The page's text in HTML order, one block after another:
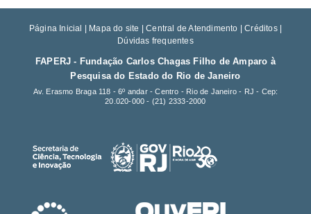
Página Inicial Mapa do site |Central de Atendimento |Créditos|
Dúvidas frequentes
FAPERJ - Fundação Carlos Chagas Filho de Amparo à
Pesquisa do Estado do Rio de Janeiro
Av. Erasmo Braga 118 - 6º andar - Centro - Rio de Janeiro - RJ - Cep:
20.020-000 - (21) 2333-2000